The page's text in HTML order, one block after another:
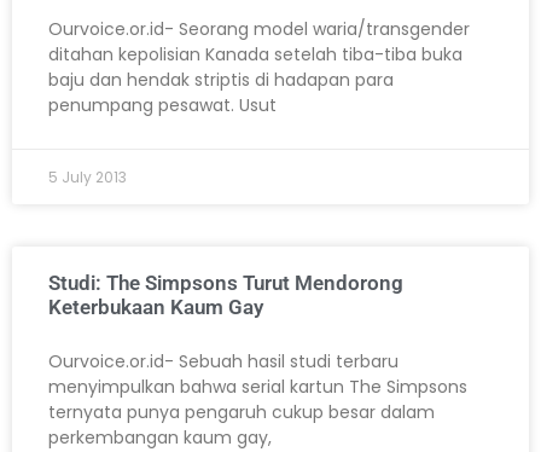
Ourvoice.or.id- Seorang model waria/transgender
ditahan kepolisian Kanada setelah tiba-tiba buka
baju dan hendak striptis di hadapan para
penumpang pesawat. Usut
5 July 2013
Studi: The Simpsons Turut Mendorong
Keterbukaan Kaum Gay
Ourvoice.or.id- Sebuah hasil studi terbaru
menyimpulkan bahwa serial kartun The Simpsons
ternyata punya pengaruh cukup besar dalam
perkembangan kaum gay,